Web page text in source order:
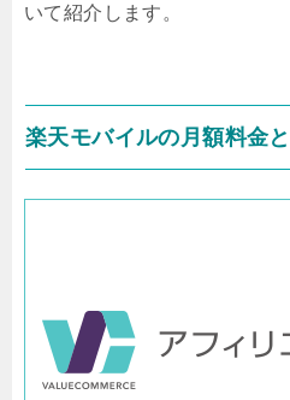
いて紹介します。
楽天モバイルの月額料金